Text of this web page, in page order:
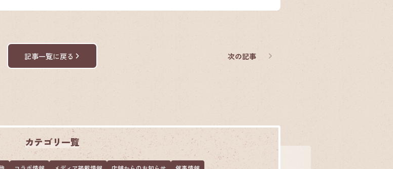
記事一覧に戻る 次の記事
カテゴリ一覧